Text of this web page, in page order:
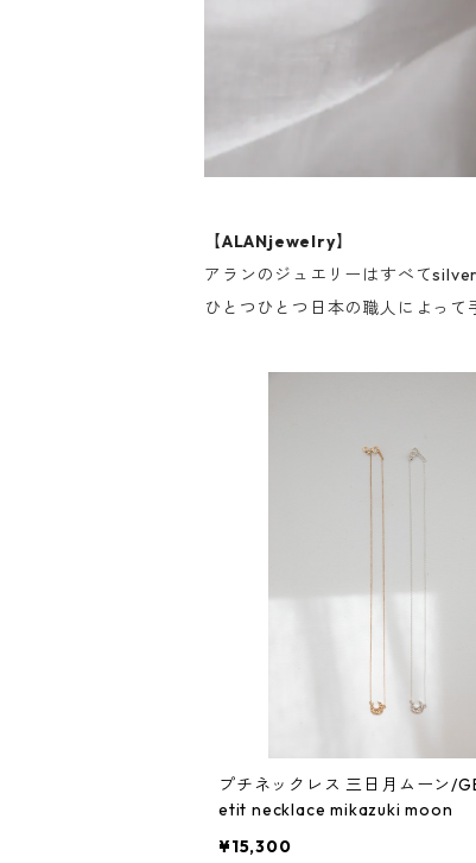
【ALANjewelry】
アランのジュエリーはすべて
ひとつひとつ日本の職人によって
プチネックレス 三日月ムーン/
etit necklace mikazuki moon
¥15,300